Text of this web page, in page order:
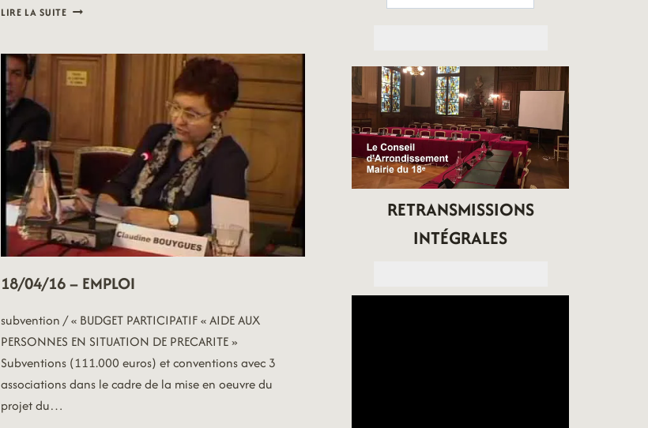
LIRE LA SUITE18/04/16
ASSOCIATIVE
&
18/04/16 – EMPLOI
subvention / « BUDGET PARTICIPATIF « AIDE AUX
PERSONNES EN SITUATION DE PRECARITE »
Subventions (111.000 euros) et conventions avec 3
associations dans le cadre de la mise en oeuvre du
projet du…
RETRANSMISSIONS
INTÉGRALES